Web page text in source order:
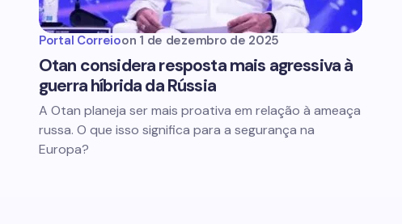
Portal Correioon 1 de dezembro de 2025
Otan considera resposta mais agressiva à
guerra híbrida da Rússia
A Otan planeja ser mais proativa em relação à ameaça
russa. O que isso significa para a segurança na
Europa?